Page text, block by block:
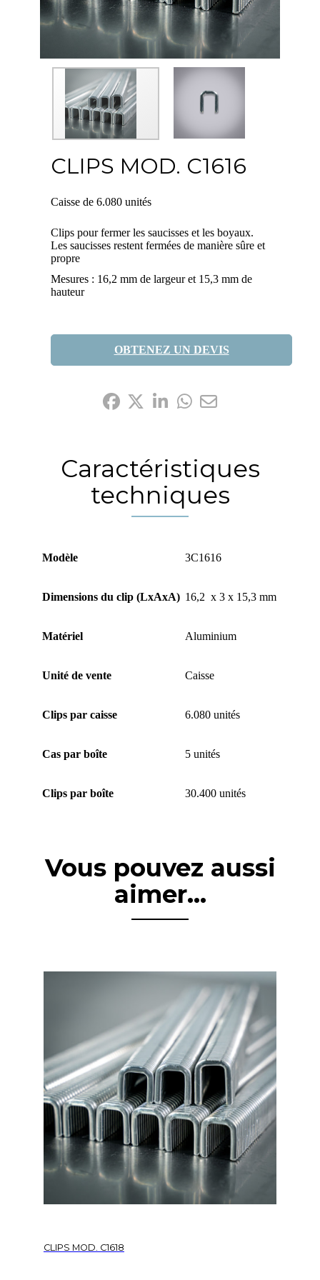
CLIPS MOD. C1616
Caisse de 6.080 unités
Clips pour fermer les saucisses et les boyaux.
Les saucisses restent fermées de manière sûre et
propre
Mesures : 16,2 mm de largeur et 15,3 mm de
hauteur
OBTENEZ UN DEVIS
Caractéristiques
techniques
Modèle 3C1616
Dimensions du clip (LxAxA) 16,2 x 3 x 15,3 mm
Matériel Aluminium
Unité de vente Caisse
Clips par caisse 6.080 unités
Cas par boîte 5 unités
Clips par boîte 30.400 unités
Vous pouvez aussi
aimer...
CLIPS MOD. C1618